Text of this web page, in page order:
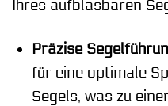
Ihres aufblasbaren
Präzise
für eine optimale
Segels, was zu